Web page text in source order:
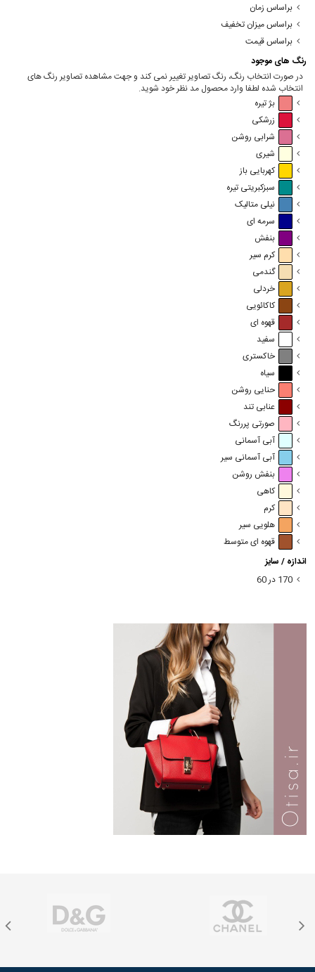
براساس زمان
براساس میزان تخفیف
براساس قیمت
رنگ های موجود
در صورت انتخاب رنگ، رنگ تصاویر تغییر نمی کند و جهت مشاهده تصاویر رنگ های
انتخاب شده لطفا وارد محصول مد نظر خود شوید.
بژ تیره
زرشکی
شرابی روشن
شیری
کهربایی باز
سبزکبریتی تیره
نیلی متالیک
سرمه ای
بنفش
کرم سیر
گندمی
خردلی
کاکائویی
قهوه ای
سفید
خاکستری
سیاه
حنایی روشن
عنابی تند
صورتی پررنگ
آبی آسمانی
آبی آسمانی سیر
بنفش روشن
کاهی
کرم
هلویی سیر
قهوه ای متوسط
اندازه / سایز
170 در 60